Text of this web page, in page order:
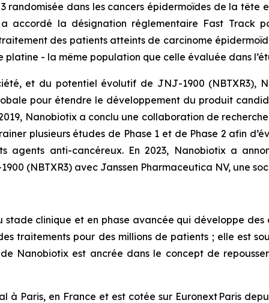
randomisée dans les cancers épidermoïdes de la
accordé la désignation réglementaire Fast Track
des patients atteints de carcinome
- la même population que celle évaluée dans
et du potentiel évolutif de JNJ-1900 (NBTXR3),
pour étendre le développement du produit
Nanobiotix a conclu une collaboration de
plusieurs études de Phase 1 et de Phase 2 afin
agents anti-cancéreux. En 2023, Nanobiotix a
(NBTXR3) avec Janssen Pharmaceutica NV, une
clinique et en phase avancée qui développe des
traitements pour des millions de patients ; elle est
Nanobiotix est ancrée dans le concept de
à Paris, en France et est cotée sur Euronext Paris